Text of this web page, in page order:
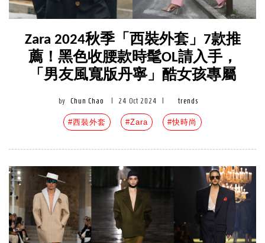
Zara 2024秋季「西裝外套」7款推
薦！黑色收腰款時髦OL請入手，
「男友風寬版丹寧」酷女孩專屬
by Chun Chao 24 Oct 2024 trends
#西裝外套 #Zara #快時尚